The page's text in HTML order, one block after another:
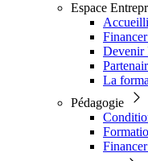
Espace
Devenir
La
Pédagogie